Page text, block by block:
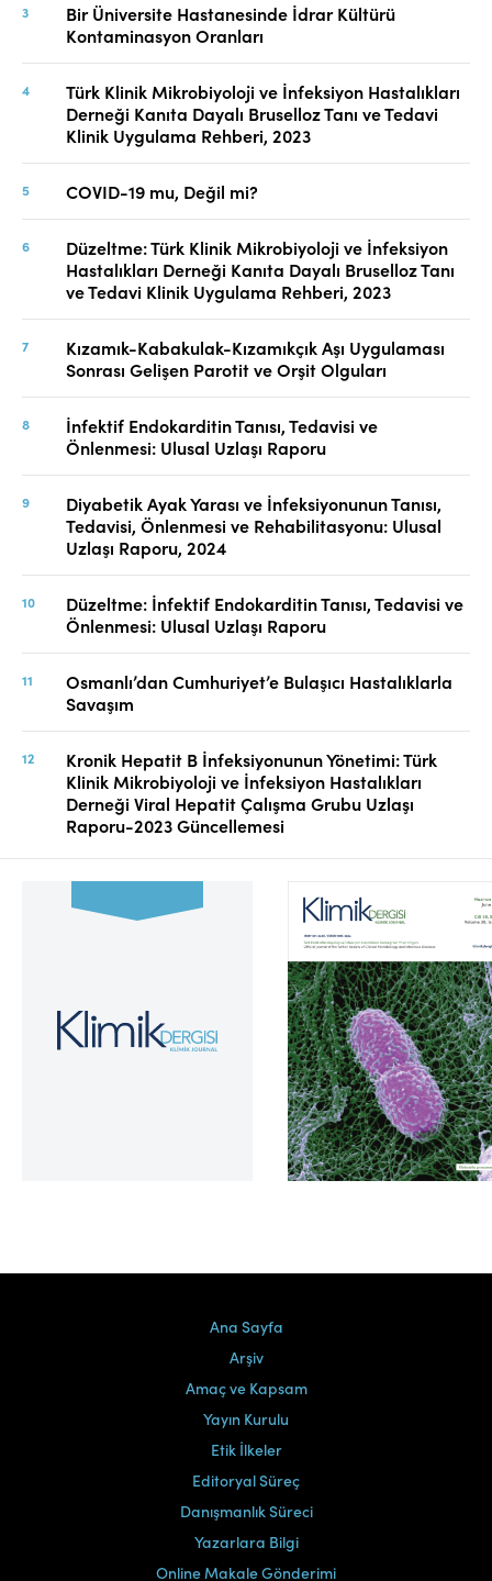
Bir Üniversite Hastanesinde İdrar Kültürü
Kontaminasyon Oranları
Türk Klinik Mikrobiyoloji ve İnfeksiyon Hastalıkları
Derneği Kanıta Dayalı Bruselloz Tanı ve Tedavi
Klinik Uygulama Rehberi, 2023
COVID-19 mu, Değil mi?
Düzeltme: Türk Klinik Mikrobiyoloji ve İnfeksiyon
Hastalıkları Derneği Kanıta Dayalı Bruselloz Tanı
ve Tedavi Klinik Uygulama Rehberi, 2023
Kızamık-Kabakulak-Kızamıkçık Aşı Uygulaması
Sonrası Gelişen Parotit ve Orşit Olguları
İnfektif Endokarditin Tanısı, Tedavisi ve
Önlenmesi: Ulusal Uzlaşı Raporu
Diyabetik Ayak Yarası ve İnfeksiyonunun Tanısı,
Tedavisi, Önlenmesi ve Rehabilitasyonu: Ulusal
Uzlaşı Raporu, 2024
Düzeltme: İnfektif Endokarditin Tanısı, Tedavisi ve
Önlenmesi: Ulusal Uzlaşı Raporu
Osmanlı’dan Cumhuriyet’e Bulaşıcı Hastalıklarla
Savaşım
Kronik Hepatit B İnfeksiyonunun Yönetimi: Türk
Klinik Mikrobiyoloji ve İnfeksiyon Hastalıkları
Derneği Viral Hepatit Çalışma Grubu Uzlaşı
Raporu-2023 Güncellemesi
Cilt 39, Sayı 2
Ana Sayfa
Arşiv
Amaç ve Kapsam
Yayın Kurulu
Etik İlkeler
Editoryal Süreç
Danışmanlık Süreci
Yazarlara Bilgi
Online Makale Gönderimi